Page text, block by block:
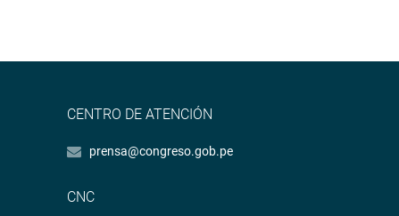
CENTRO DE ATENCIÓN
prensa@congreso.gob.pe
CNC